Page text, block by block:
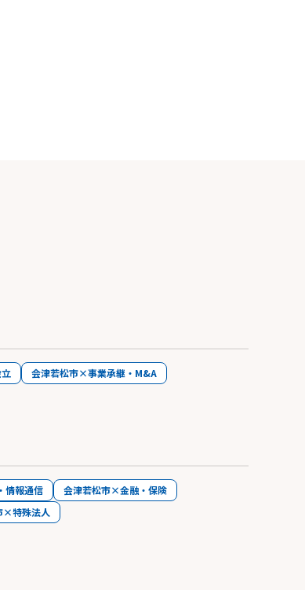
会津若松市×事業承継・M&A
情報通信
会津若松市×金融・保険
×特殊法人